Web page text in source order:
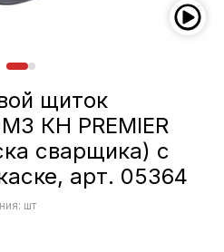
щиток
КН PREMIER
сварщика) с
арт. 05364
шт